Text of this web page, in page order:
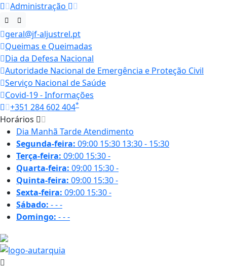
Administração
geral@jf-aljustrel.pt
Queimas e Queimadas
Dia da Defesa Nacional
Autoridade Nacional de Emergência e Proteção Civil
Serviço Nacional de Saúde
Covid-19 - Informações
+351 284 602 404*
Horários
Dia Manhã TardeAtendimento
Segunda-feira: 09:00 15:30 13:30 - 15:30
Terça-feira: 09:00 15:30-
Quarta-feira: 09:00 15:30-
Quinta-feira: 09:00 15:30-
Sexta-feira: 09:00 15:30-
Sábado: ---
Domingo: ---